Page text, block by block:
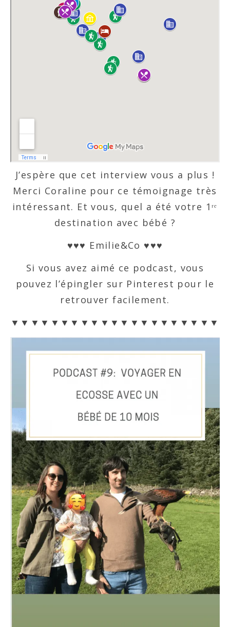
J’espère que cet interview vous a plus !
Merci Coraline pour ce témoignage très
intéressant. Et vous, quel a été votre 1ʳᵉ
destination avec bébé ?
♥♥♥ Emilie&Co ♥♥♥
Si vous avez aimé ce podcast, vous
pouvez l’épingler sur Pinterest pour le
retrouver facilement.